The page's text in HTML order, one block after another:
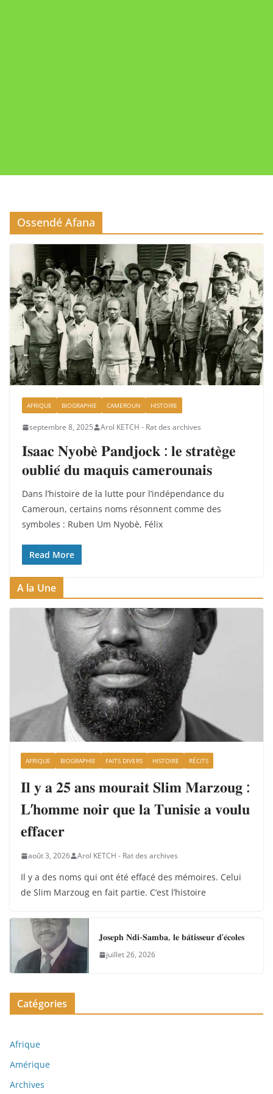
Ossendé Afana
AFRIQUE BIOGRAPHIE CAMEROUN HISTOIRE
septembre 8, 2025 Arol KETCH - Rat des archives
𝐈𝐬𝐚𝐚𝐜 𝐍𝐲𝐨𝐛𝐞̀ 𝐏𝐚𝐧𝐝𝐣𝐨𝐜𝐤 : 𝐥𝐞 𝐬𝐭𝐫𝐚𝐭𝐞̀𝐠𝐞
𝐨𝐮𝐛𝐥𝐢𝐞́ 𝐝𝐮 𝐦𝐚𝐪𝐮𝐢𝐬 𝐜𝐚𝐦𝐞𝐫𝐨𝐮𝐧𝐚𝐢𝐬
Dans l’histoire de la lutte pour l’indépendance du
Cameroun, certains noms résonnent comme des
symboles : Ruben Um Nyobè, Félix
Read More
A la Une
AFRIQUE BIOGRAPHIE FAITS DIVERS HISTOIRE RÉCITS
𝐈𝐥 𝐲 𝐚 𝟐𝟓 𝐚𝐧𝐬 𝐦𝐨𝐮𝐫𝐚𝐢𝐭 𝐒𝐥𝐢𝐦 𝐌𝐚𝐫𝐳𝐨𝐮𝐠 :
𝐋’𝐡𝐨𝐦𝐦𝐞 𝐧𝐨𝐢𝐫 𝐪𝐮𝐞 𝐥𝐚 𝐓𝐮𝐧𝐢𝐬𝐢𝐞 𝐚 𝐯𝐨𝐮𝐥𝐮
𝐞𝐟𝐟𝐚𝐜𝐞𝐫
août 3, 2026 Arol KETCH - Rat des archives
Il y a des noms qui ont été effacé des mémoires. Celui
de Slim Marzoug en fait partie. C’est l’histoire
𝐉𝐨𝐬𝐞𝐩𝐡 𝐍𝐝𝐢-𝐒𝐚𝐦𝐛𝐚, 𝐥𝐞 𝐛𝐚̂𝐭𝐢𝐬𝐬𝐞𝐮𝐫 𝐝’𝐞́𝐜𝐨𝐥𝐞𝐬
juillet 26, 2026
Catégories
Afrique
Amérique
Archives